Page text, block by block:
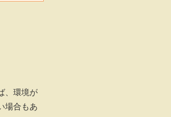
、環境が
場合もあ